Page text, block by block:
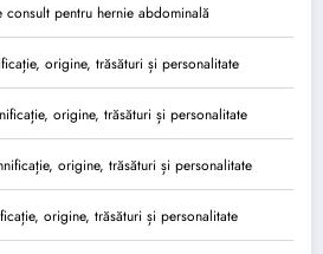
pentru hernie abdominală
origine, trăsături și personalitate
origine, trăsături și personalitate
origine, trăsături și personalitate
origine, trăsături și personalitate